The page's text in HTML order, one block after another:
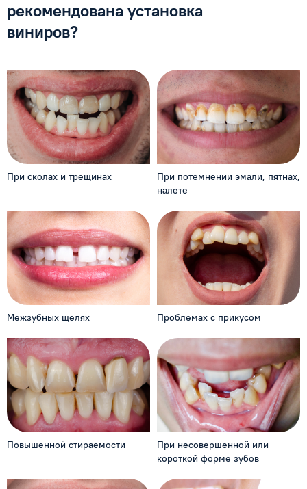
рекомендована установка
виниров?
При сколах и трещинах При потемнении эмали, пятнах,
налете
Межзубных щелях Проблемах с прикусом
Повышенной стираемости При несовершенной или
короткой форме зубов